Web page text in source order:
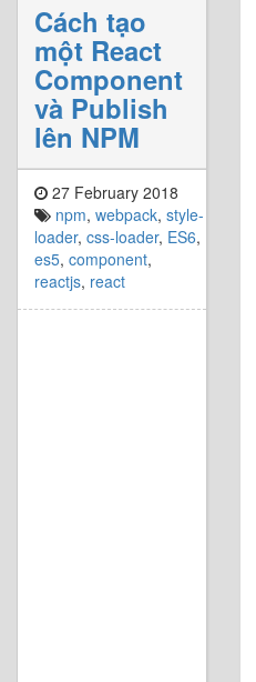
Cách tạo
một React
Component
và Publish
lên NPM
27 February 2018
npm, webpack, style-
loader, css-loader, ES6,
es5, component,
reactjs, react